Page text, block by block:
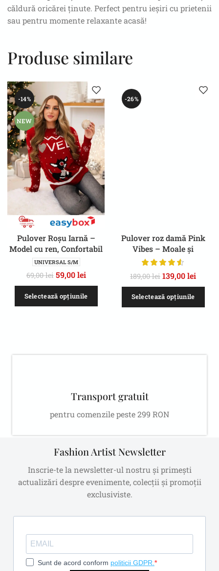
căldură oricărei ținute. Perfect pentru ieșiri cu prietenii
sau pentru momente relaxante acasă!
Produse similare
-14%
NEW
Pulover Roșu Iarnă –
Model cu ren, Confortabil
UNIVERSAL S/M
69,00lei 59,00lei
Selectează opțiunile
-26%
Pulover roz damă Pink
Vibes – Moale și
Confortabil, Casual,
Toamnă/Iarnă
189,00lei 139,00lei
Selectează opțiunile
Transport gratuit
pentru comenzile peste 299 RON
Fashion Artist Newsletter
Inscrie-te la newsletter-ul nostru și primești
actualizări despre evenimente, colecții și promoții
exclusiviste.
Sunt de acord conform politicii GDPR.